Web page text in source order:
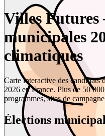
Villes
municipales
climatiques
Carte interactive des candidats
2026 en France. Plus de 50
programmes, sites de
Élections